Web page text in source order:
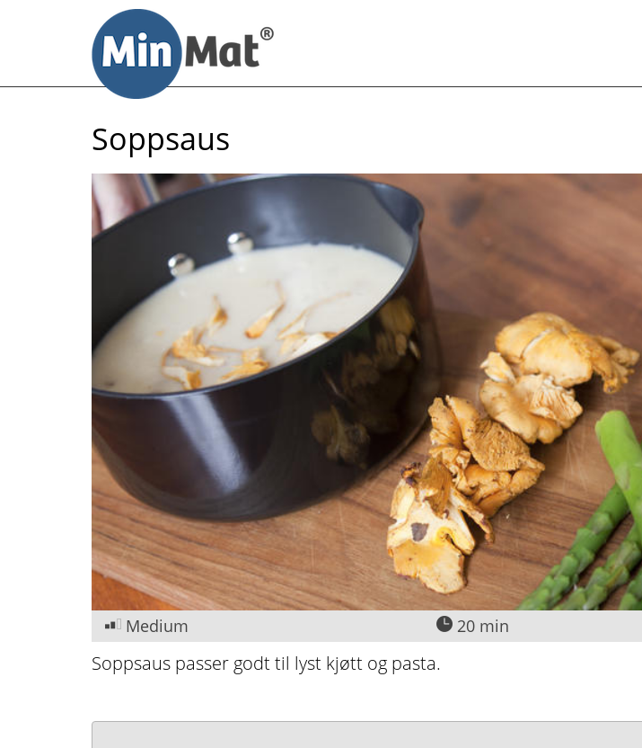
Soppsaus
Medium 20 min
Soppsaus passer godt til lyst kjøtt og pasta.